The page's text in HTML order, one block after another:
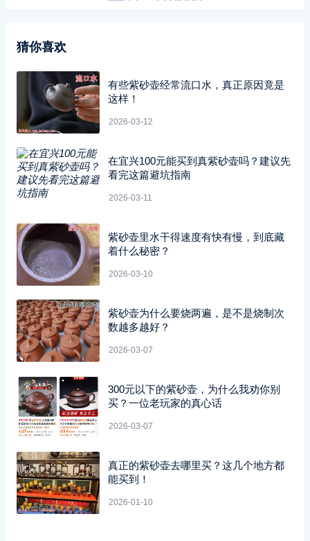
猜你喜欢
有些紫砂壶经常流口水，真正原因竟是
这样！
2026-03-12
在宜兴100元能买到真紫砂壶吗？建议先
看完这篇避坑指南
2026-03-11
紫砂壶里水干得速度有快有慢，到底藏
着什么秘密？
2026-03-10
紫砂壶为什么要烧两遍，是不是烧制次
数越多越好？
2026-03-07
300元以下的紫砂壶，为什么我劝你别
买？一位老玩家的真心话
2026-03-07
真正的紫砂壶去哪里买？这几个地方都
能买到！
2026-01-10